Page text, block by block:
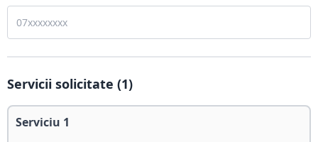
Servicii solicitate (1)
Serviciu 1